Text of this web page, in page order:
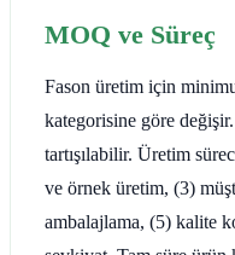
MOQ ve Süreç
Fason üretim için
kategorisine göre
tartışılabilir. Üretim
ve örnek üretim, (3)
ambalajlama, (5) kalite